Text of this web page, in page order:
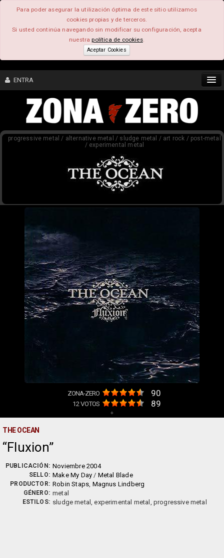
Para poder asegurar la utilización óptima de este sitio utilizamos
cookies propias y de terceros.
Si usted continúa navegando sin modificar su configuración, acepta
nuestrapolítica de cookies.
Aceptar Cookies
ENTRA
CONTENIDO
COMUNIDAD
progressive metal / alternative metal / sludge metal / art rock / post-metal
/ experimental metal
ZONA-ZERO 90
12VOTOS 89
+
THE OCEAN
Fluxion
PUBLICACIÓN: Noviembre 2004
SELLO: Make My Day / Metal Blade
PRODUCTOR: Robin Staps, Magnus Lindberg
GÉNERO: metal
ESTILOS: sludge metal, experimental metal, progressive metal